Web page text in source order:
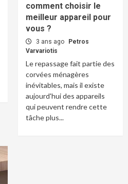
comment choisir le
meilleur appareil pour
vous ?
3 ans ago
Petros
Varvariotis
Le repassage fait partie des
corvées ménagères
inévitables, mais il existe
aujourd'hui des appareils
qui peuvent rendre cette
tâche plus...